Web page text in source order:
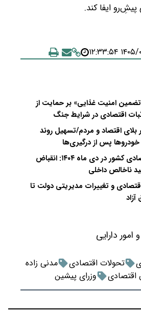
ایفا کند.
۱۲:۳۳:۵۴
امنیت غذایی» بر حمایت از
اقتصادی در شرایط جنگ
اقتصاد و مردم/تسهیل روند
پس از درگیری‌ها
برآورد رشد اقتصادی کشور در دی ماه ۱۴۰۴: انقباض
و تغییرات مدیریتی دولت تا
امور دارایی
تحولات اقتصادی
مدنی زاده
وزرای پیشین